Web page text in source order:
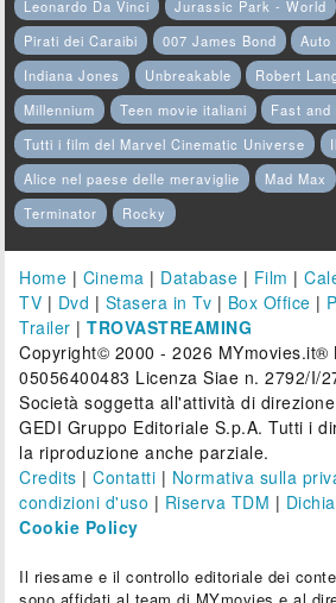
Leonardo Da Vinci
Jurassic Park - World
Pirati dei Caraibi
007 James Bond Auto
Indiana Jones
Unbreakable Robert
Millennium
Teen movie italiani
Fast and
Tutti i film del Marvel Cinematic Universe
Alice nel paese delle meraviglie
Mad Max
Terminator
Rocky
Home | Cinema | Database | Film |
TV | Dvd | Stasera in Tv | Box Office |
Trailer |TROVASTREAMING
Copyright© 2000 - 2026 MYmovies.it®
05056400483 Licenza Siae n. 2792/I/
Società soggetta all'attività di
GEDI Gruppo Editoriale S.p.A. Tutti i
la riproduzione anche parziale.
Credits |Contatti | Normativa sulla
condizioni d'uso | Riserva TDM |
Cookie Policy
Il riesame e il controllo editoriale dei